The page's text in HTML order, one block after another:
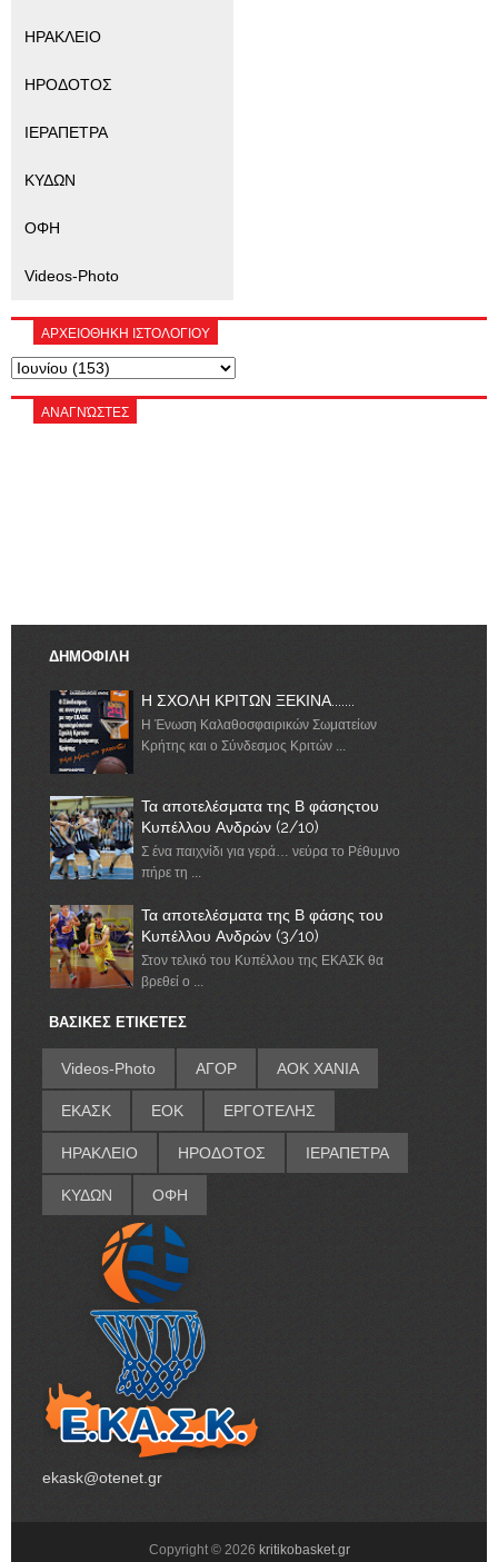
ΗΡΑΚΛΕΙΟ
ΗΡΟΔΟΤΟΣ
ΙΕΡΑΠΕΤΡΑ
ΚΥΔΩΝ
ΟΦΗ
Videos-Photo
ΑΡΧΕΙΟΘΗΚΗ ΙΣΤΟΛΟΓΙΟΥ
ΑΝΑΓΝΏΣΤΕΣ
ΔΗΜΟΦΙΛΗ
Η ΣΧΟΛΗ ΚΡΙΤΩΝ ΞΕΚΙΝΑ.......
Η Ένωση Καλαθοσφαιρικών Σωματείων
Κρήτης και ο Σύνδεσμος Κριτών ...
Τα αποτελέσματα της Β φάσηςτου
Κυπέλλου Ανδρών (2/10)
Σ ένα παιχνίδι για γερά… νεύρα το Ρέθυμνο
πήρε τη ...
Τα αποτελέσματα της Β φάσης του
Κυπέλλου Ανδρών (3/10)
Στον τελικό του Κυπέλλου της ΕΚΑΣΚ θα
βρεθεί ο ...
ΒΑΣΙΚΕΣ ΕΤΙΚΕΤΕΣ
Videos-Photo ΑΓΟΡ ΑΟΚ ΧΑΝΙΑ
ΕΚΑΣΚ ΕΟΚ ΕΡΓΟΤΕΛΗΣ
ΗΡΑΚΛΕΙΟ ΗΡΟΔΟΤΟΣ ΙΕΡΑΠΕΤΡΑ
ΚΥΔΩΝ ΟΦΗ
ekask@otenet.gr
Copyright © 2026 kritikobasket.gr